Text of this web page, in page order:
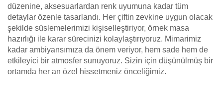
düzenine, aksesuarlardan renk uyumuna kadar tüm
detaylar özenle tasarlandı. Her çiftin zevkine uygun olacak
şekilde süslemelerimizi kişiselleştiriyor, örnek masa
hazırlığı ile karar sürecinizi kolaylaştırıyoruz. Mimarimiz
kadar ambiyansımıza da önem veriyor, hem sade hem de
etkileyici bir atmosfer sunuyoruz. Sizin için düşünülmüş bir
ortamda her an özel hissetmeniz önceliğimiz.